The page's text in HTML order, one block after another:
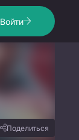
Войти
Поделиться